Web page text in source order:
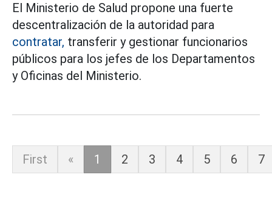
El Ministerio de Salud propone una fuerte
descentralización de la autoridad para
contratar, transferir y gestionar funcionarios
públicos para los jefes de los Departamentos
y Oficinas del Ministerio.
First « 1 2 3 4 5 6 7